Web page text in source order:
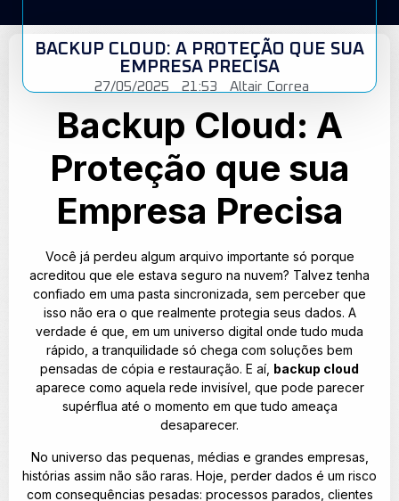
BACKUP CLOUD: A PROTEÇÃO QUE SUA
EMPRESA PRECISA
27/05/2025 21:53 Altair Correa
Backup Cloud: A
Proteção que sua
Empresa Precisa
Você já perdeu algum arquivo importante só porque
acreditou que ele estava seguro na nuvem? Talvez tenha
confiado em uma pasta sincronizada, sem perceber que
isso não era o que realmente protegia seus dados. A
verdade é que, em um universo digital onde tudo muda
rápido, a tranquilidade só chega com soluções bem
pensadas de cópia e restauração. E aí, backup cloud
aparece como aquela rede invisível, que pode parecer
supérflua até o momento em que tudo ameaça
desaparecer.
No universo das pequenas, médias e grandes empresas,
histórias assim não são raras. Hoje, perder dados é um risco
com consequências pesadas: processos parados, clientes